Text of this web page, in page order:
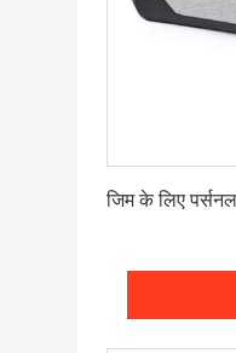
जिम के लिए